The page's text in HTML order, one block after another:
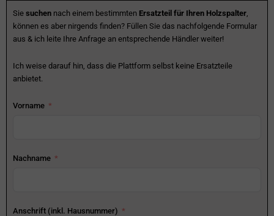
Sie suchen nach einem bestimmten Ersatzteil für Ihren Holzspalter,
können es aber nirgends finden? Füllen Sie das nachfolgende Formular
aus & ich leite Ihre Anfrage an entsprechende Händler weiter!
Ich weise darauf hin, dass die Plattform selbst keine Ersatzteile
anbietet.
Vorname
Nachname
Anschrift (inkl. Hausnummer)